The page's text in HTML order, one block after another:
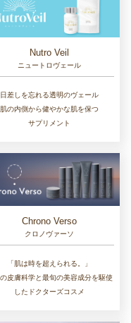
Nutro Veil
ニュートロヴェール
日差しを忘れる透明のヴェール
肌の内側から健やかな肌を保つ
サプリメント
Chrono Verso
クロノヴァーソ
「肌は時を超えられる。」
皮膚科学と最旬の美容成分を駆使
したドクターズコスメ